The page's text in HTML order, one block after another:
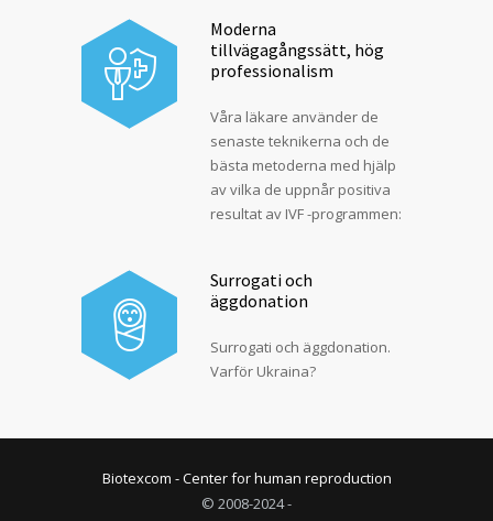
Moderna
tillvägagångssätt, hög
professionalism
Våra läkare använder de
senaste teknikerna och de
bästa metoderna med hjälp
av vilka de uppnår positiva
resultat av IVF -programmen:
Surrogati och
äggdonation
Surrogati och äggdonation.
Varför Ukraina?
© 2008-2024 -
Biotexcom - Center for human reproduction